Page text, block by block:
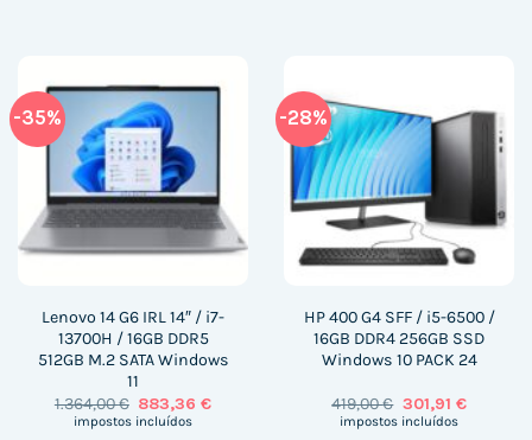
-35%
Lenovo 14 G6 IRL 14″ / i7-
13700H / 16GB DDR5
512GB M.2 SATA Windows
11
1.364,00€ O
preço
883,36€O
impostos incluídos
-28%
HP 400 G4 SFF / i5-6500 /
16GB DDR4 256GB SSD
Windows 10 PACK 24
419,00€ O
preço
301,91 €O
impostos incluídos